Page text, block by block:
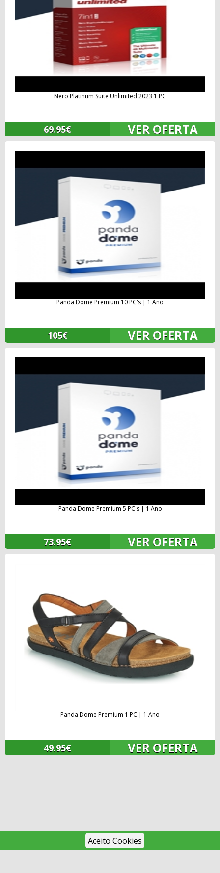
Nero Platinum Suite Unlimited 2023 1 PC
69.95€ VER OFERTA
Panda Dome Premium 10 PC's | 1 Ano
105€ VER OFERTA
Panda Dome Premium 5 PC's | 1 Ano
73.95€ VER OFERTA
Panda Dome Premium 1 PC | 1 Ano
49.95€ VER OFERTA
Aceito Cookies